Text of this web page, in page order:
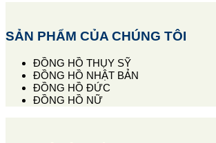
SẢN PHẨM CỦA CHÚNG TÔI
ĐỒNG HỒ THỤY SỸ
ĐỒNG HỒ NHẬT BẢN
ĐỒNG HỒ ĐỨC
ĐỒNG HỒ NỮ